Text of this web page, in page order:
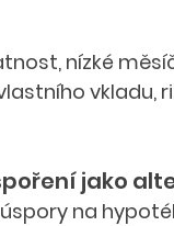
nízké
vkladu,
jako
na